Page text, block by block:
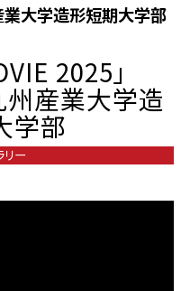
業大学造形短期大学部
2025」
州産業大学造
学部
リー